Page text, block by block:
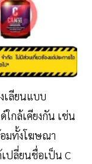
เลียนแบบ
ใกล้เคียงกัน เช่น
อมทั้งโฆษณา
เปลี่ยนชื่อเป็น C